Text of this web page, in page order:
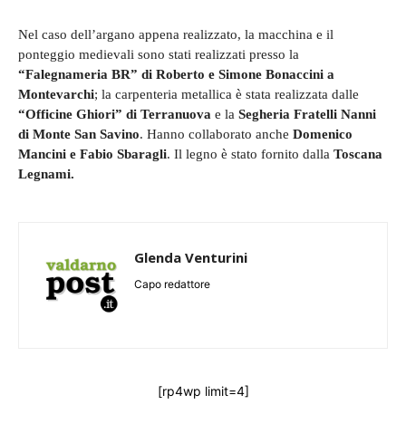
Nel caso dell’argano appena realizzato, la macchina e il
ponteggio medievali sono stati realizzati presso la
“Falegnameria BR” di Roberto e Simone Bonaccini a
Montevarchi; la carpenteria metallica è stata realizzata dalle
“Officine Ghiori” di Terranuova e la Segheria Fratelli Nanni
di Monte San Savino. Hanno collaborato anche Domenico
Mancini e Fabio Sbaragli. Il legno è stato fornito dalla Toscana
Legnami.
Glenda Venturini
Capo redattore
[rp4wp limit=4]